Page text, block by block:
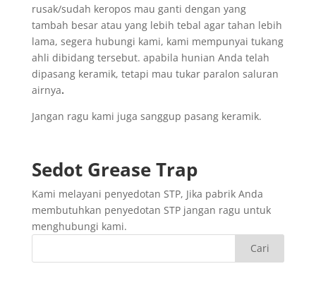
rusak/sudah keropos mau ganti dengan yang
tambah besar atau yang lebih tebal agar tahan lebih
lama, segera hubungi kami, kami mempunyai tukang
ahli dibidang tersebut. apabila hunian Anda telah
dipasang keramik, tetapi mau tukar paralon saluran
airnya.
Jangan ragu kami juga sanggup pasang keramik.
Sedot Grease Trap
Kami melayani penyedotan STP, Jika pabrik Anda
membutuhkan penyedotan STP jangan ragu untuk
menghubungi kami.